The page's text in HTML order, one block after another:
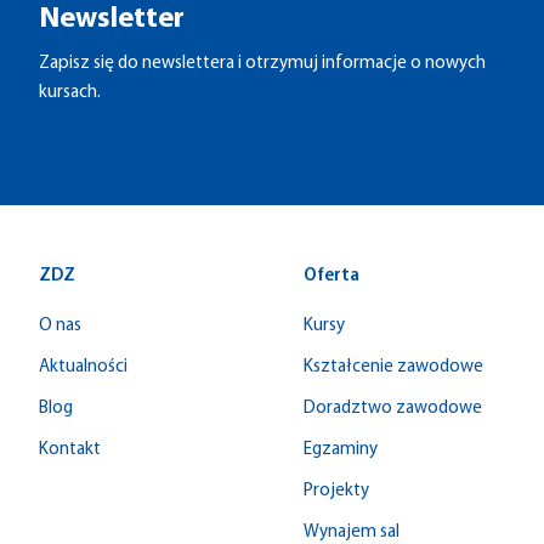
Newsletter
Zapisz się do newslettera i otrzymuj informacje o nowych
kursach.
ZDZ
O nas
Aktualności
Blog
Kontakt
Oferta
Kursy
Kształcenie zawodowe
Doradztwo zawodowe
Egzaminy
Projekty
Wynajem sal